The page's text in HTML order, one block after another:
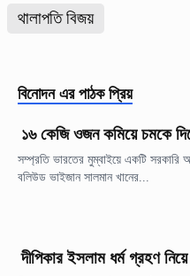
থালাপতি বিজয়
বিনোদন এর পাঠক প্রিয়
১৬ কেজি ওজন কমিয়ে চমকে
সম্প্রতি ভারতের মুম্বাইয়ে একটি সরকারি
বলিউড ভাইজান সালমান খানের...
দীপিকার ইসলাম ধর্ম গ্রহণ